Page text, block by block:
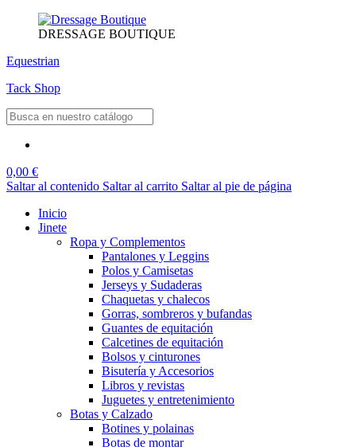
DRESSAGE BOUTIQUE
Equestrian
Tack Shop
0,00 €
Saltar al contenido Saltar al carrito Saltar al pie de página
Inicio
Jinete
Ropa y Complementos
Pantalones y Leggins
Polos y Camisetas
Jerseys y Sudaderas
Chaquetas y chalecos
Gorras, sombreros y bufandas
Guantes de equitación
Calcetines de equitación
Bolsos y cinturones
Bisutería y Accesorios
Libros y revistas
Juguetes y entretenimiento
Botas y Calzado
Botines y polainas
Botas de montar